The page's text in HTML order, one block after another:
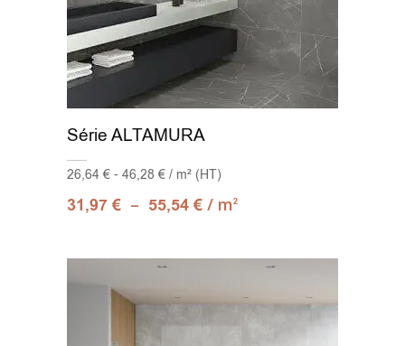
Série ALTAMURA
26,64 € - 46,28 € / m² (HT)
31,97€ – 55,54€ / m2